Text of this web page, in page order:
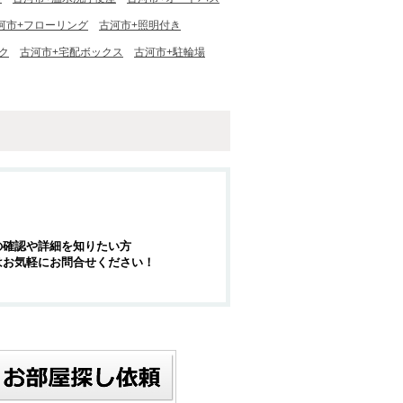
市+フローリング 古河市+照明付き
古河市+宅配ボックス 古河市+駐輪場
認や詳細を知りたい方
気軽にお問合せください！